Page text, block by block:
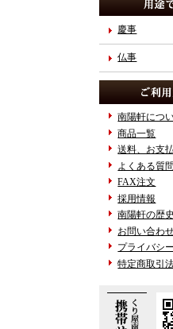
慶事
仏事
南陽軒につ
商品一覧
送料、お支
よくある質問
FAX注文
採用情報
南陽軒の歴史
お問い合わ
プライバシ
特定商取引